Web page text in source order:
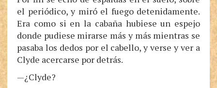
el periódico, y miró el fuego detenidamente.
Era como si en la cabaña hubiese un espejo
donde pudiese mirarse más y más mientras se
pasaba los dedos por el cabello, y verse y ver a
Clyde acercarse por detrás.
—¿Clyde?